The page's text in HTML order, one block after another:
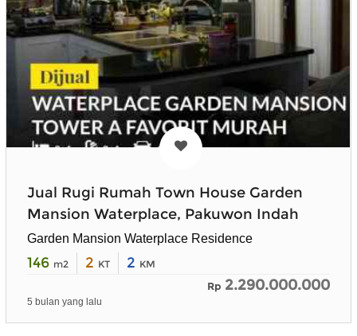
Jual Rugi Rumah Town House Garden
Mansion Waterplace, Pakuwon Indah
Garden Mansion Waterplace Residence
146 m2 2 KT 2 KM
Rp 2.290.000.000
5 bulan yang lalu